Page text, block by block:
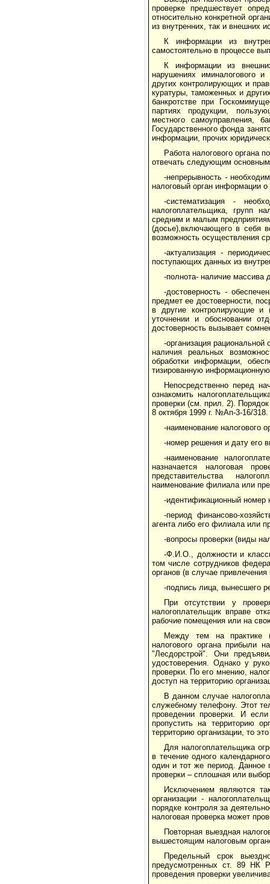
проверке предшествует
относительно конкретной
из внутренних, так и внешних
К информации из
самостоятельно в процессе
К информации из
нарушениях иминалогового и
других контролирующих и
куратуры, таможенных и
банкротстве при
партиях продукции,
местного самоуправления,
Государственного фонда
информации, прочих
Работа налогового органа
отвечать следую­щим
-непрерывность -
налоговый орган информации
-систематизация -
налогоплательщика, групп
средним и малым
(до­сье),включающего в себя
возможность осуществле­ния
-актуализация -
поступающих данных из
-полнота- наличие массива
-достоверность -
предмет ее достоверности,
в другие контролирующие и
уточнении и обосновании
достоверность вызывает
-организация
наличия реальных
обработки информации,
тизированную
Непосредственно перед
ознакомить
проверки (см. прил. 2).
8 октября 1999 г. №Ап-3-16/
-наименование налогового
-номер решения и дату его
-наименование
назначается налоговая
представительства
наименование филиала или
-идентификационный номер
-период финансово-
агента либо его филиала или
-вопросы проверки (виды
-Ф.И.О., должности и
том числе сотрудников
органов (в случае
-подпись лица, вынесшего
При отсутствии у
налогоплательщик вправе
рабочие помещения или на
Между тем на практике
налогового органа прибыли
"Лесдорстрой". Они
удостоверения. Однако у
проверки. По его мнению,
доступ на территорию
В данном случае
служебному телефону. Этот
проведении проверки. И
пропустить на территорию
территорию организации, то
Для налогоплательщика
в течение одного
один и тот же период. Данное
проверки – сплошная или
Исключением являются
организации -
порядке контроля за
налоговая проверка может
Повторная выездная
вышестоящим налоговым
Предельный срок
предусмотренных ст. 89 НК
проведения проверки